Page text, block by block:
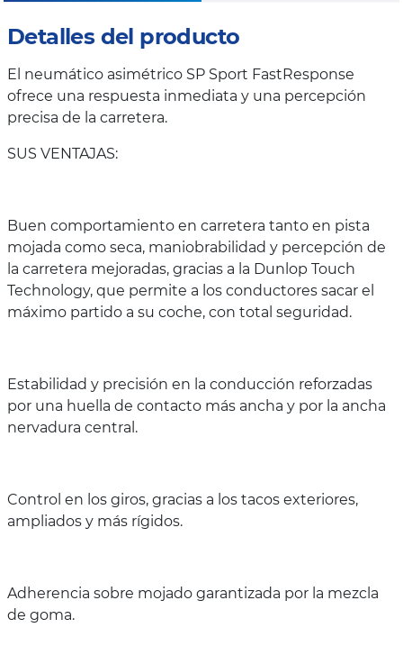
Detalles del producto
El neumático asimétrico SP Sport FastResponse
ofrece una respuesta inmediata y una percepción
precisa de la carretera.
SUS VENTAJAS:
Buen comportamiento en carretera tanto en pista
mojada como seca, maniobrabilidad y percepción de
la carretera mejoradas, gracias a la Dunlop Touch
Technology, que permite a los conductores sacar el
máximo partido a su coche, con total seguridad.
Estabilidad y precisión en la conducción reforzadas
por una huella de contacto más ancha y por la ancha
nervadura central.
Control en los giros, gracias a los tacos exteriores,
ampliados y más rígidos.
Adherencia sobre mojado garantizada por la mezcla
de goma.